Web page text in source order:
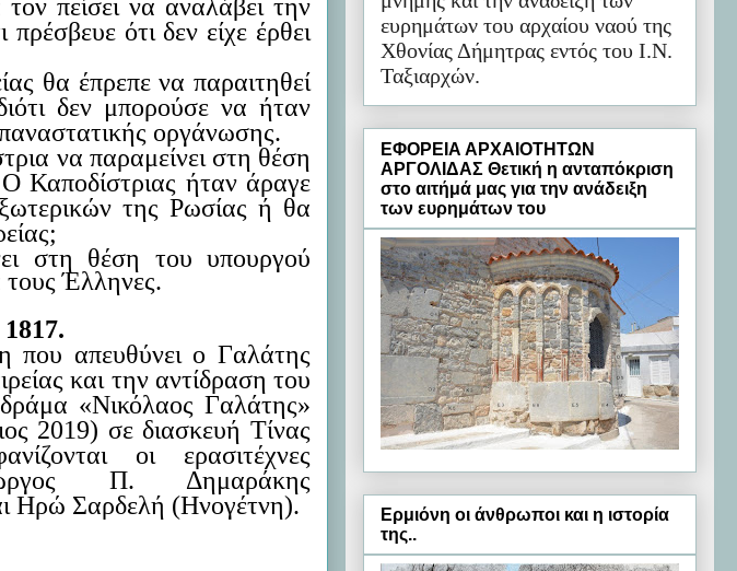
πείσει να αναλάβει την
ότι δεν είχε έρθει
θα έπρεπε να παραιτηθεί
δεν μπορούσε να ήταν
οργάνωσης.
να παραμείνει στη θέση
Καποδίστριας ήταν άραγε
της Ρωσίας ή θα
;
στη θέση του υπουργού
τους Έλληνες.
που απευθύνει ο Γαλάτης
και την αντίδραση του
δράμα «Νικόλαος Γαλάτης»
2019) σε διασκευή Τίνας
οι ερασιτέχνες
Π. Δημαράκης
Ηρώ Σαρδελή (Ηνογέτνη).
ευρημάτων του αρχαίου ναού της
Χθονίας Δήμητρας εντός του Ι.Ν.
Ταξιαρχών.
ΕΦΟΡΕΙΑ ΑΡΧΑΙΟΤΗΤΩΝ
ΑΡΓΟΛΙΔΑΣ Θετική η ανταπόκριση
στο αιτήμά μας για την ανάδειξη
των ευρημάτων του
Ερμιόνη oι άνθρωποι και η ιστορία
της..